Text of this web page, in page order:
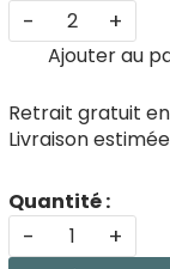
- +
Ajouter au
Retrait gratuit
Livraison
Quantité :
- +